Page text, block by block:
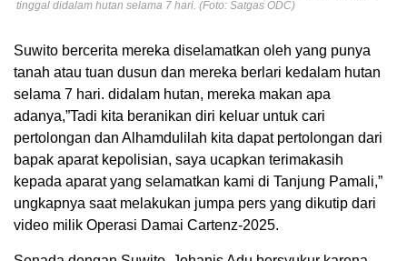
tinggal didalam hutan selama 7 hari. (Foto: Satgas ODC)
Suwito bercerita mereka diselamatkan oleh yang punya
tanah atau tuan dusun dan mereka berlari kedalam hutan
selama 7 hari. didalam hutan, mereka makan apa
adanya,”Tadi kita beranikan diri keluar untuk cari
pertolongan dan Alhamdulilah kita dapat pertolongan dari
bapak aparat kepolisian, saya ucapkan terimakasih
kepada aparat yang selamatkan kami di Tanjung Pamali,”
ungkapnya saat melakukan jumpa pers yang dikutip dari
video milik Operasi Damai Cartenz-2025.